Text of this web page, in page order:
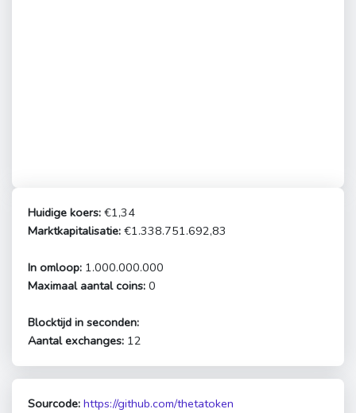
Huidige koers: €1,34
Marktkapitalisatie: €1.338.751.692,83
In omloop: 1.000.000.000
Maximaal aantal coins: 0
Blocktijd in seconden:
Aantal exchanges: 12
Sourcode: https://github.com/thetatoken